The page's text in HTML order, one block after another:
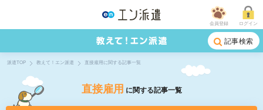
会員登録 ログイン
記事検索
派遣TOP 教えて！エン派遣 直接雇用に関する記事一覧
直接雇用 に関する記事一覧